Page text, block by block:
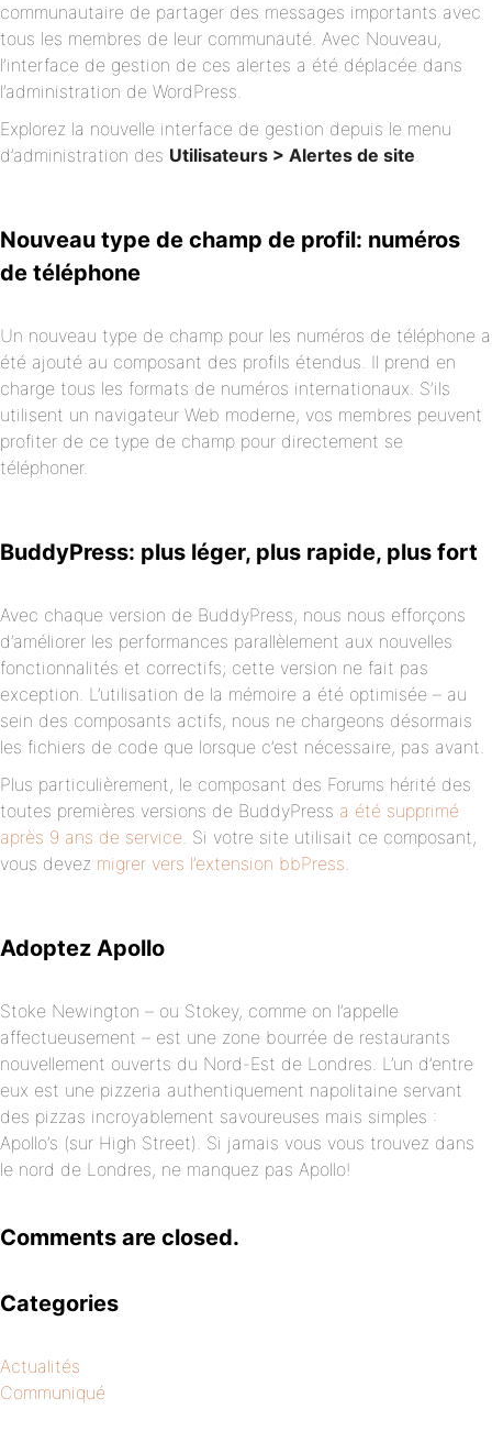
communautaire de partager des messages importants avec
tous les membres de leur communauté. Avec Nouveau,
l’interface de gestion de ces alertes a été déplacée dans
l’administration de WordPress.
Explorez la nouvelle interface de gestion depuis le menu
d’administration des Utilisateurs > Alertes de site.
Nouveau type de champ de profil: numéros
de téléphone
Un nouveau type de champ pour les numéros de téléphone a
été ajouté au composant des profils étendus. Il prend en
charge tous les formats de numéros internationaux. S’ils
utilisent un navigateur Web moderne, vos membres peuvent
profiter de ce type de champ pour directement se
téléphoner.
BuddyPress: plus léger, plus rapide, plus fort
Avec chaque version de BuddyPress, nous nous efforçons
d’améliorer les performances parallèlement aux nouvelles
fonctionnalités et correctifs; cette version ne fait pas
exception. L’utilisation de la mémoire a été optimisée – au
sein des composants actifs, nous ne chargeons désormais
les fichiers de code que lorsque c’est nécessaire, pas avant.
Plus particulièrement, le composant des Forums hérité des
toutes premières versions de BuddyPress a été supprimé
après 9 ans de service. Si votre site utilisait ce composant,
vous devez migrer vers l’extension bbPress.
Adoptez Apollo
Stoke Newington – ou Stokey, comme on l’appelle
affectueusement – est une zone bourrée de restaurants
nouvellement ouverts du Nord-Est de Londres. L’un d’entre
eux est une pizzeria authentiquement napolitaine servant
des pizzas incroyablement savoureuses mais simples :
Apollo’s (sur High Street). Si jamais vous vous trouvez dans
le nord de Londres, ne manquez pas Apollo!
Comments are closed.
Categories
Actualités
Communiqué